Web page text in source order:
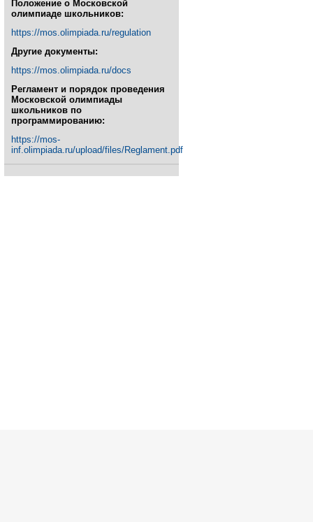
Положение о Московской
олимпиаде школьников:
https://mos.olimpiada.ru/regulation
Другие документы:
https://mos.olimpiada.ru/docs
Регламент и порядок проведения
Московской олимпиады
школьников по
программированию:
https://mos-
inf.olimpiada.ru/upload/files/Reglament.pdf